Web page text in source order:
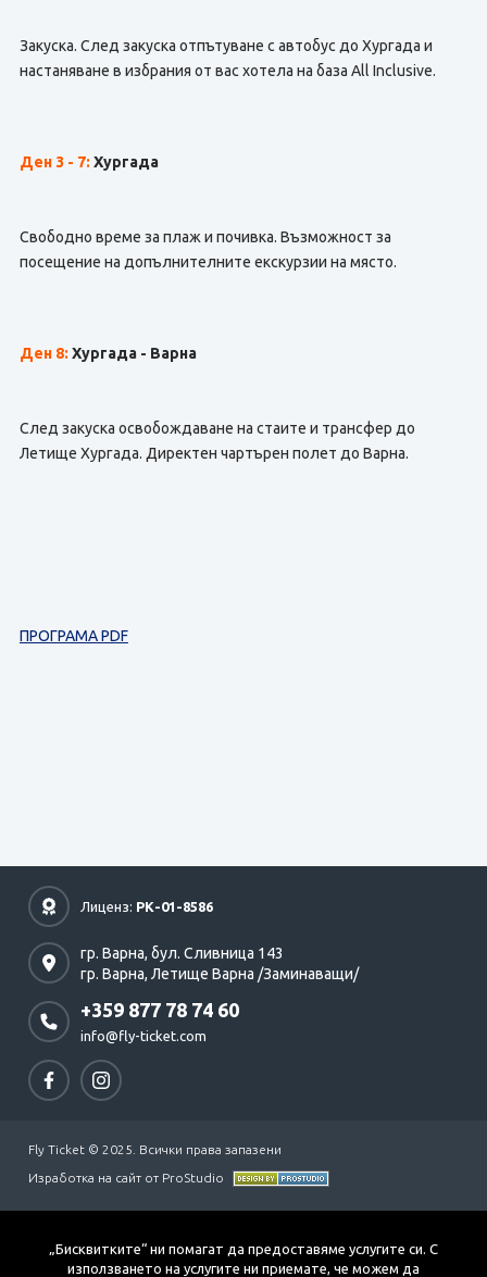
Закуска. След закуска отпътуване с автобус до Хургада и
настаняване в избрания от вас хотела на база All Inclusive.
Ден 3 - 7: Хургада
Свободно време за плаж и почивка. Възможност за
посещение на допълнителните екскурзии на място.
Ден 8: Хургада - Варна
След закуска освобождаване на стаите и трансфер до
Летище Хургада. Директен чартърен полет до Варна.
ПРОГРАМА PDF
Лиценз: РК-01-8586
гр. Варна, бул. Сливница 143
гр. Варна, Летище Варна /Заминаващи/
+359 877 78 74 60
info@fly-ticket.com
Fly Ticket © 2025. Всички права запазени
Изработка на сайт от ProStudio
„Бисквитките“ ни помагат да предоставяме услугите си. С
използването на услугите ни приемате, че можем да